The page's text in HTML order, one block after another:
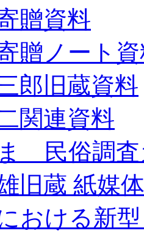
贈資料
贈ノート
郎旧蔵資料
関連資料
民俗調査
旧蔵 紙媒
おける新